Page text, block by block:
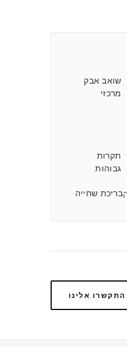
שואב אבק
מרכזי
תקרות
גבוהות
בריכת שחייה
התקשרו אלינו